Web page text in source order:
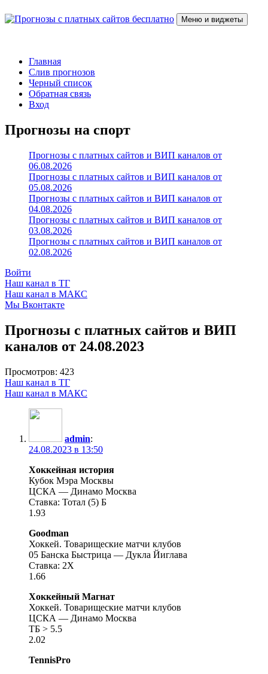
к
Меню и виджеты
Главная
Слив прогнозов
Черный список
Обратная связь
Вход
Прогнозы на спорт
Прогнозы с платных сайтов и ВИП каналов от
06.08.2026
Прогнозы с платных сайтов и ВИП каналов от
05.08.2026
Прогнозы с платных сайтов и ВИП каналов от
04.08.2026
Прогнозы с платных сайтов и ВИП каналов от
03.08.2026
Прогнозы с платных сайтов и ВИП каналов от
02.08.2026
Войти
Наш канал в ТГ
Наш канал в МАКС
Мы Вконтакте
Прогнозы с платных сайтов и ВИП
каналов от 24.08.2023
Просмотров: 423
Наш канал в ТГ
Наш канал в МАКС
admin:
24.08.2023 в 13:50
Хоккейная история
Кубок Мэра Москвы
ЦСКА — Динамо Москва
Ставка: Тотал (5) Б
1.93
Goodman
Хоккей. Товарищеские матчи клубов
05 Банска Быстрица — Дукла Йиглава
Ставка: 2X
1.66
Хоккейный Магнат
Хоккей. Товарищеские матчи клубов
ЦСКА — Динамо Москва
ТБ > 5.5
2.02
TennisPro